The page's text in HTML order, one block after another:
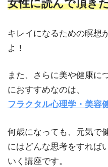
女性に読んで頂き
キレイになるための瞑想
よ！
また、さらに美や健康に
におすすめなのは、
フラクタル心理学・美容
何歳になっても、元気で
にはどんな思考をすれば
いく講座です。